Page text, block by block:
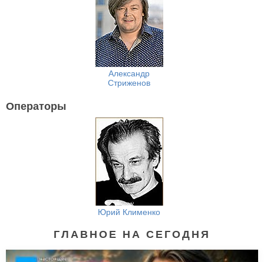
Александр
Стриженов
Операторы
Юрий Клименко
ГЛАВНОЕ НА СЕГОДНЯ